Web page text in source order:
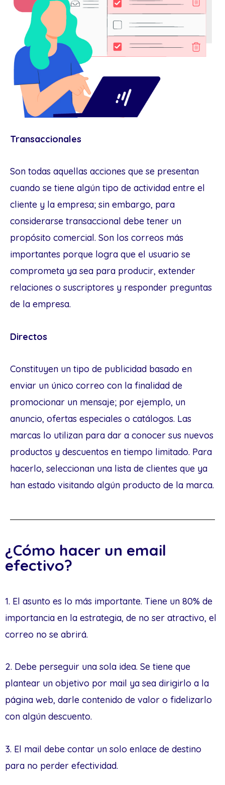
Transaccionales
Son todas aquellas acciones que se presentan
cuando se tiene algún tipo de actividad entre el
cliente y la empresa; sin embargo, para
considerarse transaccional debe tener un
propósito comercial. Son los correos más
importantes porque logra que el usuario se
comprometa ya sea para producir, extender
relaciones o suscriptores y responder preguntas
de la empresa.
Directos
Constituyen un tipo de publicidad basado en
enviar un único correo con la finalidad de
promocionar un mensaje; por ejemplo, un
anuncio, ofertas especiales o catálogos. Las
marcas lo utilizan para dar a conocer sus nuevos
productos y descuentos en tiempo limitado. Para
hacerlo, seleccionan una lista de clientes que ya
han estado visitando algún producto de la marca.
¿Cómo hacer un email
efectivo?
1. El asunto es lo más importante. Tiene un 80% de
importancia en la estrategia, de no ser atractivo, el
correo no se abrirá.
2. Debe perseguir una sola idea. Se tiene que
plantear un objetivo por mail ya sea dirigirlo a la
página web, darle contenido de valor o fidelizarlo
con algún descuento.
3. El mail debe contar un solo enlace de destino
para no perder efectividad.